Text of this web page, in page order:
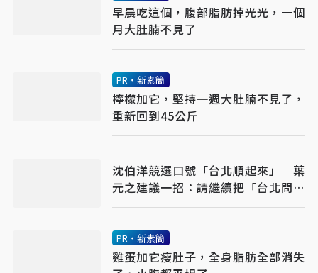
早晨吃這個，腹部脂肪掉光光，一個
月大肚腩不見了
PR・新素簡
檸檬加它，堅持一週大肚腩不見了，
重新回到45公斤
沈伯洋競選口號「台北順起來」 葉
元之建議一招：請繼續把「台北問
題」帶出去
PR・新素簡
雞蛋加它瘦肚子，全身脂肪全部消失